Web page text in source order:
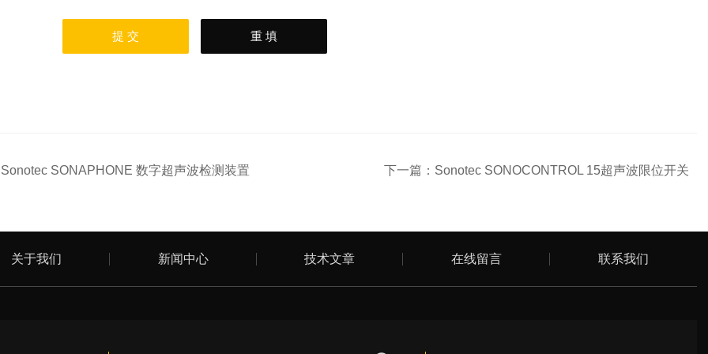
Sonotec SONAPHONE 数字超声波检测装置 下一篇： Sonotec SONOCONTROL 15超声波限位开关
关于我们 新闻中心 技术文章 在线留言 联系我们